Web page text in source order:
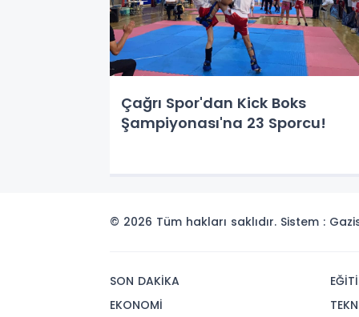
Çağrı Spor'dan Kick Boks
Şampiyonası'na 23 Sporcu!
© 2026 Tüm hakları saklıdır. Sistem :
SON DAKİKA
EKONOMİ